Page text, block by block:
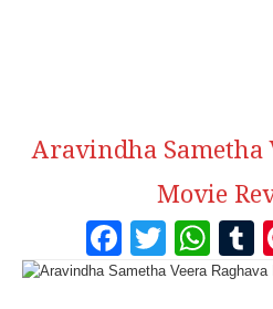
Aravindha Sametha
Movie